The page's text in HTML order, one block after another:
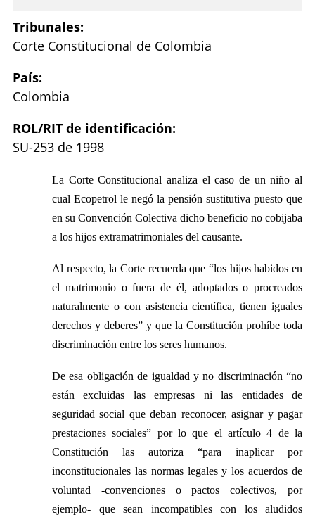
Tribunales:
Corte Constitucional de Colombia
País:
Colombia
ROL/RIT de identificación:
SU-253 de 1998
La Corte Constitucional analiza el caso de un niño al
cual Ecopetrol le negó la pensión sustitutiva puesto que
en su Convención Colectiva dicho beneficio no cobijaba
a los hijos extramatrimoniales del causante.
Al respecto, la Corte recuerda que “los hijos habidos en
el matrimonio o fuera de él, adoptados o procreados
naturalmente o con asistencia científica, tienen iguales
derechos y deberes” y que la Constitución prohíbe toda
discriminación entre los seres humanos.
De esa obligación de igualdad y no discriminación “no
están excluidas las empresas ni las entidades de
seguridad social que deban reconocer, asignar y pagar
prestaciones sociales” por lo que el artículo 4 de la
Constitución las autoriza “para inaplicar por
inconstitucionales las normas legales y los acuerdos de
voluntad -convenciones o pactos colectivos, por
ejemplo- que sean incompatibles con los aludidos